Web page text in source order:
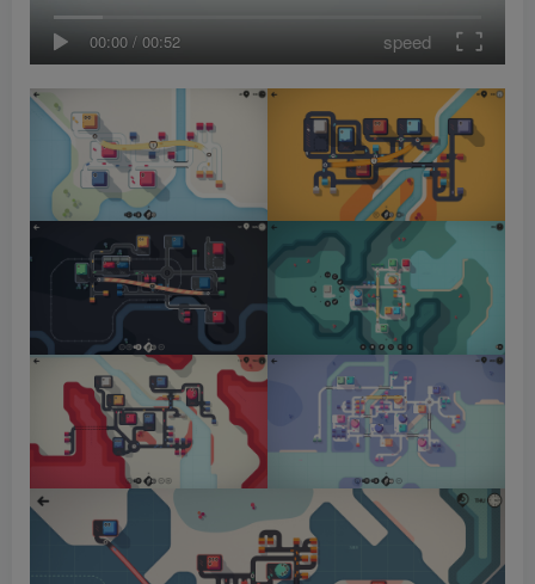
00:00 / 00:52 speed